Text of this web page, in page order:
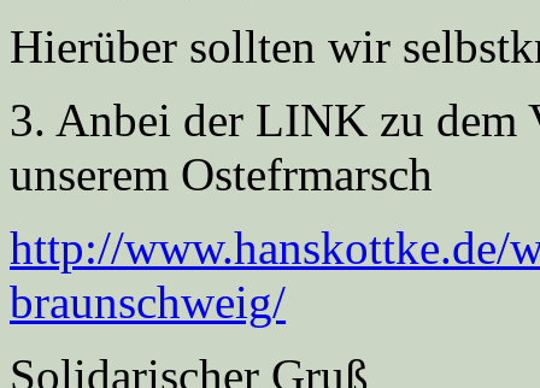
Hierüber sollten wir
3. Anbei der LINK zu dem
unserem Ostefrmarsch
http://www.hanskottke.de/
braunschweig/
Solidarischer Gruß